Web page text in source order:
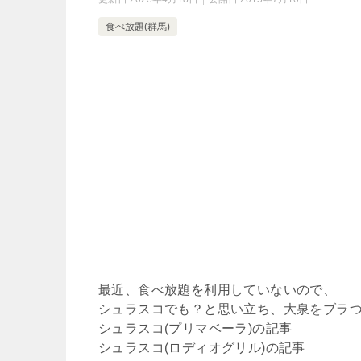
食べ放題(群馬)
最近、食べ放題を利用していないので、
シュラスコでも？と思い立ち、大泉をブラ
シュラスコ(プリマベーラ)の記事
シュラスコ(ロディオグリル)の記事